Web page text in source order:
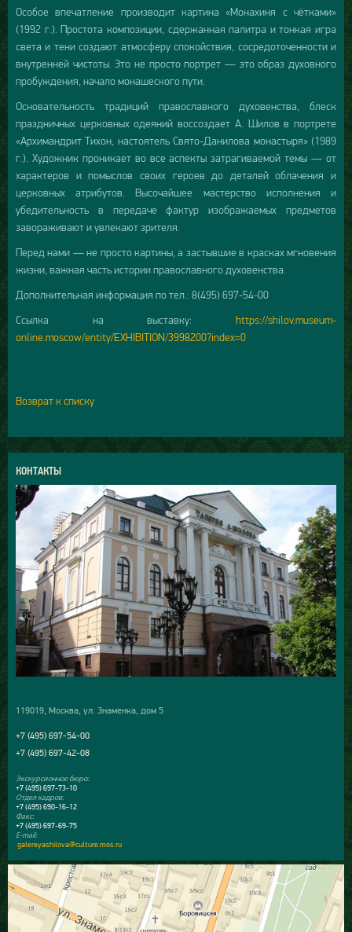
Особое впечатление производит картина «Монахиня с чётками»
(1992 г.). Простота композиции, сдержанная палитра и тонкая игра
света и тени создают атмосферу спокойствия, сосредоточенности и
внутренней чистоты. Это не просто портрет — это образ духовного
пробуждения, начало монашеского пути.
Основательность традиций православного духовенства, блеск
праздничных церковных одеяний воссоздает А. Шилов в портрете
«Архимандрит Тихон, настоятель Свято-Данилова монастыря» (1989
г.). Художник проникает во все аспекты затрагиваемой темы — от
характеров и помыслов своих героев до деталей облачения и
церковных атрибутов. Высочайшее мастерство исполнения и
убедительность в передаче фактур изображаемых предметов
завораживают и увлекают зрителя.
Перед нами — не просто картины, а застывшие в красках мгновения
жизни, важная часть истории православного духовенства.
Дополнительная информация по тел.: 8(495) 697-54-00
Ссылка на выставку: https://shilov.museum-
online.moscow/entity/EXHIBITION/3998200?index=0
Возврат к списку
КОНТАКТЫ
119019, Москва, ул. Знаменка, дом 5
+7 (495) 697-54-00
+7 (495) 697-42-08
Экскурсионное бюро:
+7 (495) 697-73-10
Отдел кадров:
+7 (495) 690-16-12
Факс:
+7 (495) 697-69-75
E-mail:
galereyashilova@culture.mos.ru